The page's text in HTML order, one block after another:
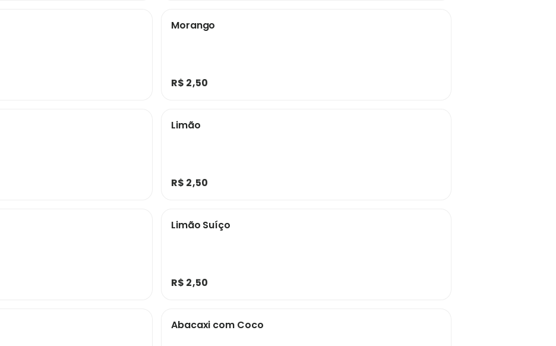
Morango
R$ 2,50
Limão
R$ 2,50
Limão Suíço
R$ 2,50
Abacaxi com Coco